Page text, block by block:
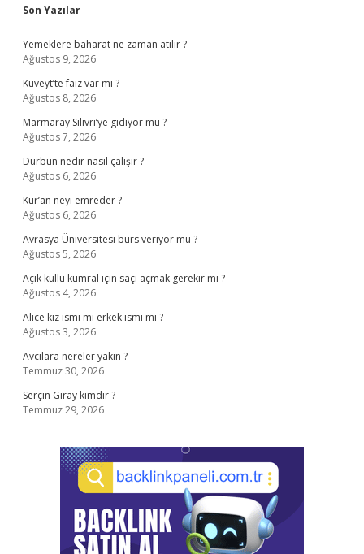
Sidebar
Son Yazılar
Yemeklere baharat ne zaman atılır ?
Ağustos 9, 2026
Kuveyt’te faiz var mı ?
Ağustos 8, 2026
Marmaray Silivri’ye gidiyor mu ?
Ağustos 7, 2026
Dürbün nedir nasıl çalışır ?
Ağustos 6, 2026
Kur’an neyi emreder ?
Ağustos 6, 2026
Avrasya Üniversitesi burs veriyor mu ?
Ağustos 5, 2026
Açık küllü kumral için saçı açmak gerekir mi ?
Ağustos 4, 2026
Alice kız ismi mi erkek ismi mi ?
Ağustos 3, 2026
Avcılara nereler yakın ?
Temmuz 30, 2026
Serçin Giray kimdir ?
Temmuz 29, 2026